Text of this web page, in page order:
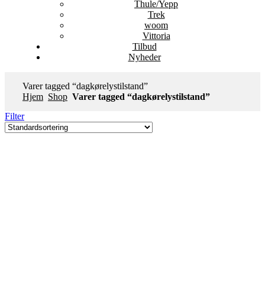
Thule/Yepp
Trek
woom
Vittoria
Tilbud
Nyheder
Varer tagged “dagkørelystilstand”
Hjem Shop Varer tagged “dagkørelystilstand”
Filter